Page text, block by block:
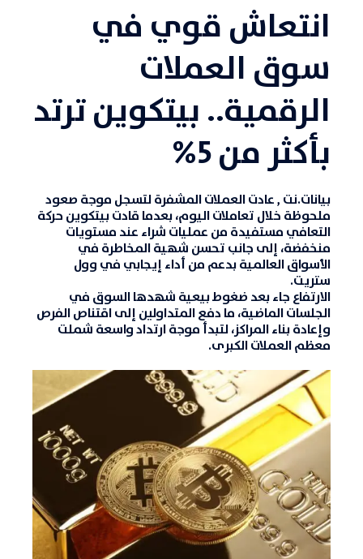
انتعاش قوي في
سوق العملات
الرقمية.. بيتكوين ترتد
بأكثر من 5%
بيانات.نت,عادتالعملات المشفرةلتسجل موجة صعود
ملحوظة خلال تعاملات اليوم، بعدما قادتبيتكوينحركة
التعافي مستفيدة من عمليات شراء عند مستويات
منخفضة، إلى جانب تحسن شهية المخاطرة في
الأسواق العالمية بدعم من أداء إيجابي في وول
ستريت.
الارتفاع جاء بعد ضغوط بيعية شهدها السوق في
الجلسات الماضية، ما دفع المتداولين إلى اقتناص الفرص
وإعادة بناء المراكز، لتبدأ موجة ارتداد واسعة شملت
معظم العملات الكبرى.